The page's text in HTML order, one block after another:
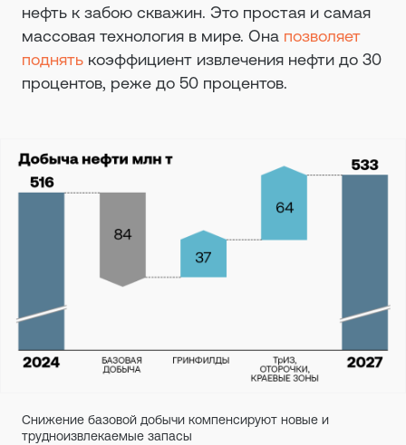
нефть к забою скважин. Это простая и самая
массовая технология в мире. Она позволяет
поднять коэффициент извлечения нефти до 30
процентов, реже до 50 процентов.
Снижение базовой добычи компенсируют новые и
трудноизвлекаемые запасы